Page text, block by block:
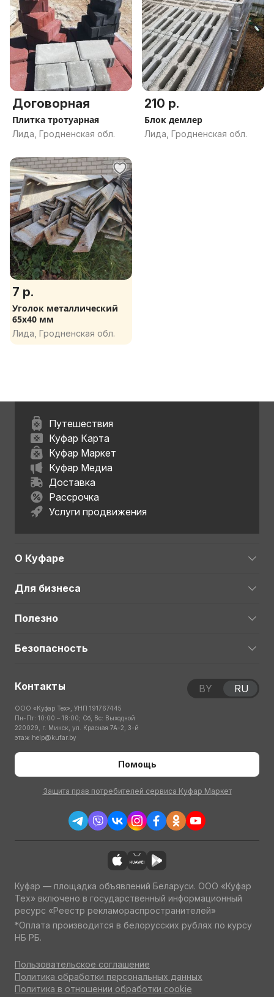
Договорная
Плитка тротуарная
Лида, Гродненская обл.
210 р.
Блок демлер
Лида, Гродненская обл.
7 р.
Уголок металлический
65x40 мм
Лида, Гродненская обл.
Путешествия
Куфар Карта
Куфар Маркет
Куфар Медиа
Доставка
Рассрочка
Услуги продвижения
О Куфаре
Для бизнеса
Полезно
Безопасность
Контакты
ООО «Куфар Тех», УНП 191767445
Пн-Пт: 10:00 – 18:00; Сб, Вс: Выходной
220029, г. Минск, ул. Красная 7А-2, 3-й
этаж help@kufar.by
Помощь
Защита прав потребителей сервиса Куфар Маркет
BY RU
Куфар — площадка объявлений Беларуси. ООО «Куфар
Тех» включено в государственный информационный
ресурс «Реестр рекламораспространителей»
*Оплата производится в белорусских рублях по курсу
НБ РБ.
Пользовательское соглашение
Политика обработки персональных данных
Политика в отношении обработки cookie